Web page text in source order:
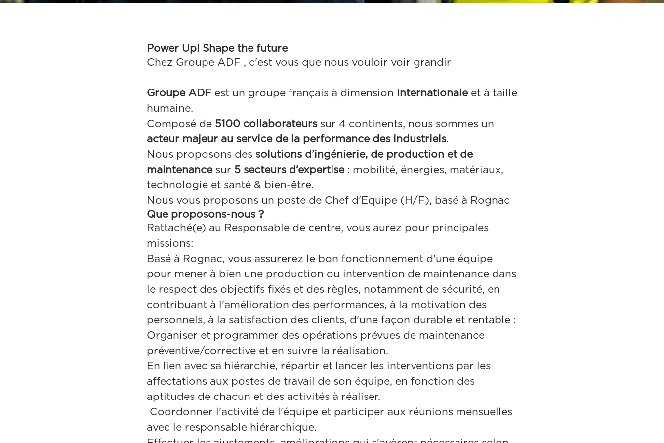
Power Up! Shape the future
Chez Groupe ADF , c'est vous que nous vouloir voir grandir
Groupe ADF est un groupe français à dimension internationale et à taille
humaine.
Composé de 5100 collaborateurs sur 4 continents, nous sommes un
acteur majeur au service de la performance des industriels.
Nous proposons des solutions d’ingénierie, de production et de
maintenancesur 5 secteurs d’expertise: mobilité, énergies, matériaux,
technologie et santé & bien-être.
Nous vous proposons un poste de Chef d'Equipe (H/F), basé à Rognac
Que proposons-nous ?
Rattaché(e) au Responsable de centre, vous aurez pour principales
missions:
Basé à Rognac, vous assurerez le bon fonctionnement d'une équipe
pour mener à bien une production ou intervention de maintenance dans
le respect des objectifs fixés et des règles, notamment de sécurité, en
contribuant à l'amélioration des performances, à la motivation des
personnels, à la satisfaction des clients, d'une façon durable et rentable :
Organiser et programmer des opérations prévues de maintenance
préventive/corrective et en suivre la réalisation.
En lien avec sa hiérarchie, répartir et lancer les interventions par les
affectations aux postes de travail de son équipe, en fonction des
aptitudes de chacun et des activités à réaliser.
Coordonner l'activité de l'équipe et participer aux réunions mensuelles
avec le responsable hiérarchique.